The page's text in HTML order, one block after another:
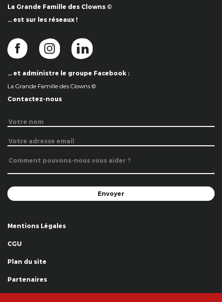
La Grande Famille des Clowns ©
… est sur les réseaux !
… et administre le groupe Facebook :
La Grande Famille des Clowns ©
Contactez-nous
Mentions Légales
CGU
Plan du site
Partenaires